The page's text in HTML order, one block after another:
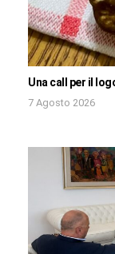
Una call per il
7 Agosto 2026